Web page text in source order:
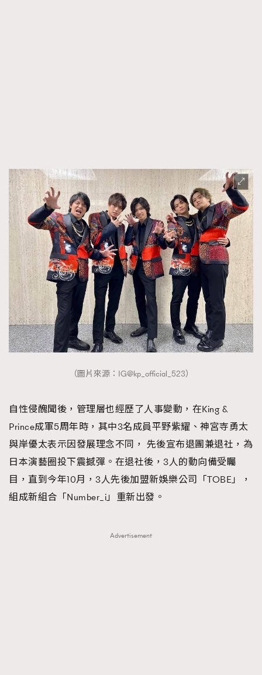
（圖片來源：IG@kp_official_523）
自性侵醜聞後，管理層也經歷了人事變動，在King &
Prince成軍5周年時，其中3名成員平野紫耀、神宮寺勇太
與岸優太表示因發展理念不同， 先後宣布退團兼退社，為
日本演藝圈投下震撼彈。在退社後，3人的動向備受矚
目，直到今年10月，3人先後加盟新娛樂公司「TOBE」，
組成新組合「Number_i」重新出發。
Advertisement